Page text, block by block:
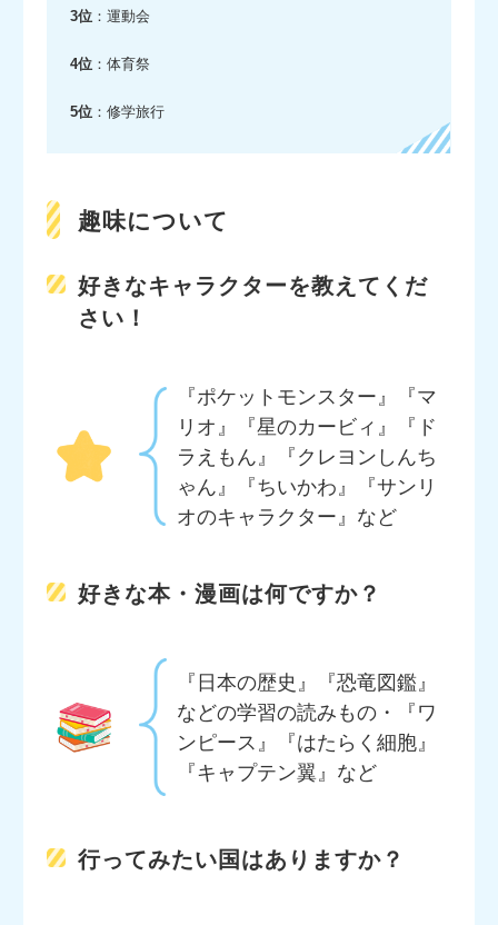
3位 ：運動会
4位 ：体育祭
5位 ：修学旅行
趣味について
好きなキャラクターを教えてくだ
さい！
『ポケットモンスター』『マ
リオ』『星のカービィ』『ド
ラえもん』『クレヨンしんち
ゃん』『ちいかわ』『サンリ
オのキャラクター』など
好きな本・漫画は何ですか？
『日本の歴史』『恐竜図鑑』
などの学習の読みもの・『ワ
ンピース』『はたらく細胞』
『キャプテン翼』など
行ってみたい国はありますか？